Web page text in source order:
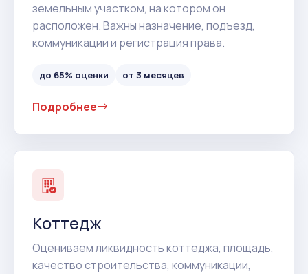
земельным участком, на котором он
расположен. Важны назначение, подъезд,
коммуникации и регистрация права.
до 65% оценки от 3 месяцев
Подробнее
Коттедж
Оцениваем ликвидность коттеджа, площадь,
качество строительства, коммуникации,